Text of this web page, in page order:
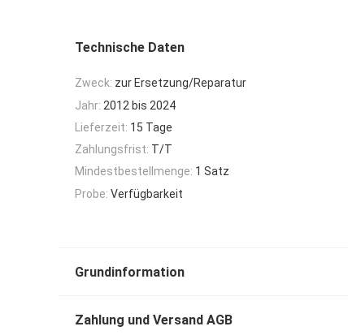
Technische Daten
Zweck: zur Ersetzung/Reparatur
Jahr: 2012 bis 2024
Lieferzeit: 15 Tage
Zahlungsfrist: T/T
Mindestbestellmenge: 1 Satz
Probe: Verfügbarkeit
Grundinformation
Zahlung und Versand AGB